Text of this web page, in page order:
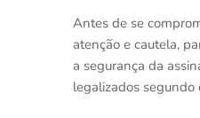
Antes de se
atenção e cautela,
a segurança da
legalizados segundo